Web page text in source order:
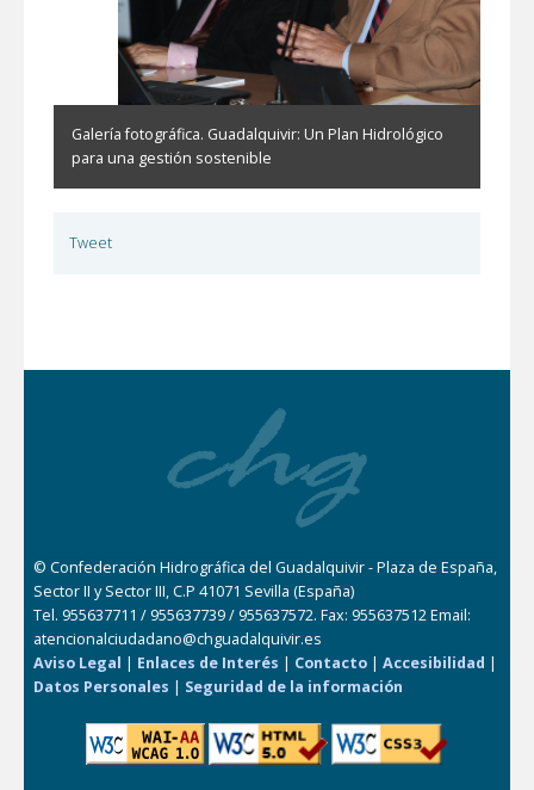
Galería fotográfica. Guadalquivir: Un Plan Hidrológico
para una gestión sostenible
Tweet
© Confederación Hidrográfica del Guadalquivir - Plaza de España,
Sector II y Sector III, C.P 41071 Sevilla (España)
Tel. 955637711 / 955637739 / 955637572. Fax: 955637512 Email:
atencionalciudadano@chguadalquivir.es
Aviso Legal | Enlaces de Interés | Contacto |Accesibilidad |
Datos Personales | Seguridad de la información